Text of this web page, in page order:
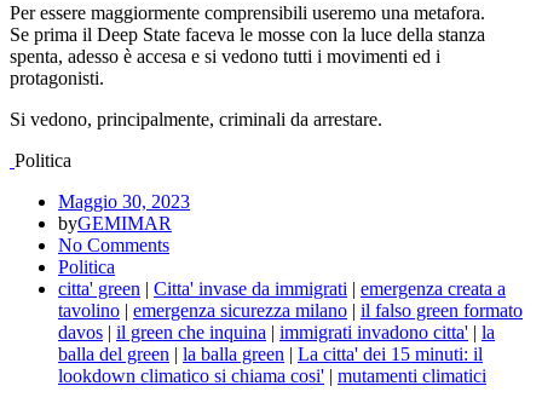
Per essere maggiormente comprensibili useremo una metafora.
Se prima il Deep State faceva le mosse con la luce della stanza
spenta, adesso è accesa e si vedono tutti i movimenti ed i
protagonisti.
Si vedono, principalmente, criminali da arrestare.
Politica
Maggio 30, 2023
byGEMIMAR
No Comments
Politica
citta' green | Citta' invase da immigrati | emergenza creata a
tavolino | emergenza sicurezza milano | il falso green formato
davos | il green che inquina | immigrati invadono citta' | la
balla del green | la balla green | La citta' dei 15 minuti: il
lookdown climatico si chiama cosi' | mutamenti climatici